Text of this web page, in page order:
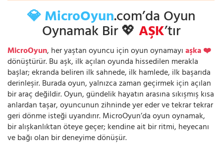
💎 MicroOyun.com’da Oyun
Oynamak Bir 💖AŞK’tır
MicroOyun, her yaştan oyuncu için oyun oynamayıaşka ❤️
dönüştürür. Bu aşk, ilk açılan oyunda hissedilen merakla
başlar; ekranda beliren ilk sahnede, ilk hamlede, ilk başarıda
derinleşir. Burada oyun, yalnızca zaman geçirmek için açılan
bir araç değildir. Oyun, gündelik hayatın arasına sıkışmış kısa
anlardan taşar, oyuncunun zihninde yer eder ve tekrar tekrar
geri dönme isteği uyandırır. MicroOyun’da oyun oynamak,
bir alışkanlıktan öteye geçer; kendine ait bir ritmi, heyecanı
ve bağı olan bir deneyime dönüşür.